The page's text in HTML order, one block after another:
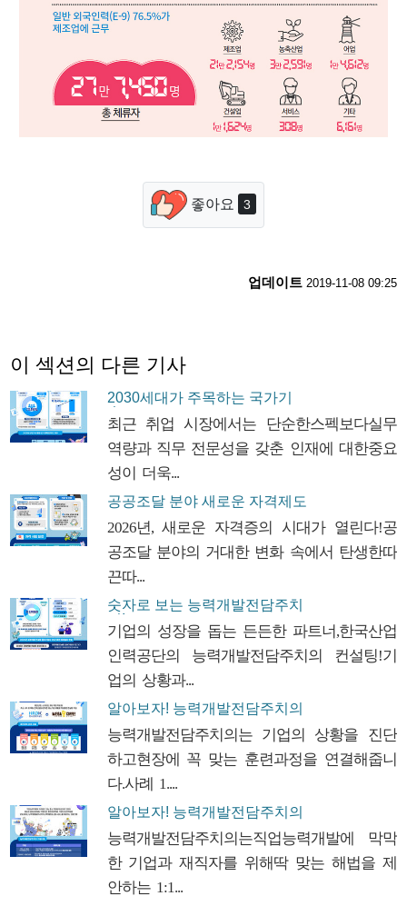
좋아요 3
업데이트2019-11-08 09:25
이 섹션의 다른 기사
2030세대가 주목하는 국가기
술...
최근 취업 시장에서는 단순한스펙보다실무
역량과 직무 전문성을 갖춘 인재에 대한중요
성이 더욱...
공공조달 분야 새로운 자격제도
2026년, 새로운 자격증의 시대가 열린다!공
공조달 분야의 거대한 변화 속에서 탄생한따
끈따...
숫자로 보는 능력개발전담주치
의!
기업의 성장을 돕는 든든한 파트너,한국산업
인력공단의 능력개발전담주치의 컨설팅!기
업의 상황과...
알아보자! 능력개발전담주치의
능력개발전담주치의는 기업의 상황을 진단
하고현장에 꼭 맞는 훈련과정을 연결해줍니
다.사례 1....
알아보자! 능력개발전담주치의
능력개발전담주치의는직업능력개발에 막막
한 기업과 재직자를 위해딱 맞는 해법을 제
안하는 1:1...